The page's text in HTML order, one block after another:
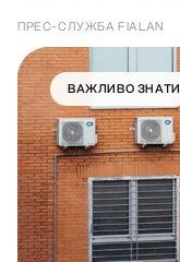
ПРЕС-СЛУЖБА FIALAN
ВАЖЛИВО ЗНАТИ